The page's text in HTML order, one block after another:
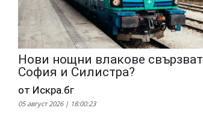
Нови нощни влакове свързват
София и Силистра?
от Искра.бг
05 август 2026 | 18:00:23